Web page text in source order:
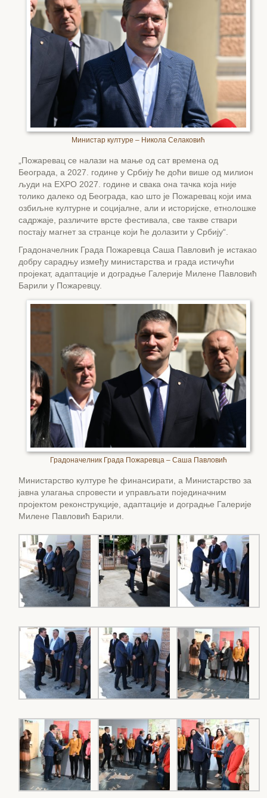
Министар културе – Никола Селаковић
„Пожаревац се налази на мање од сат времена од
Београда, а 2027. године у Србију ће доћи више од милион
људи на ЕXPО 2027. године и свака она тачка која није
толико далеко од Београда, као што је Пожаревац који има
озбиљне културне и социјалне, али и историјске, етнолошке
садржаје, различите врсте фестивала, све такве ствари
постају магнет за странце који ће долазити у Србију“.
Градоначелник Града Пожаревца Саша Павловић је истакао
добру сарадњу између министарства и града истичући
пројекат, адаптације и доградње Галерије Милене Павловић
Барили у Пожаревцу.
Градоначелник Града Пожаревца – Саша Павловић
Министарство културе ће финансирати, а Министарство за
јавна улагања спровести и управљати појединачним
пројектом реконструкције, адаптације и доградње Галерије
Милене Павловић Барили.